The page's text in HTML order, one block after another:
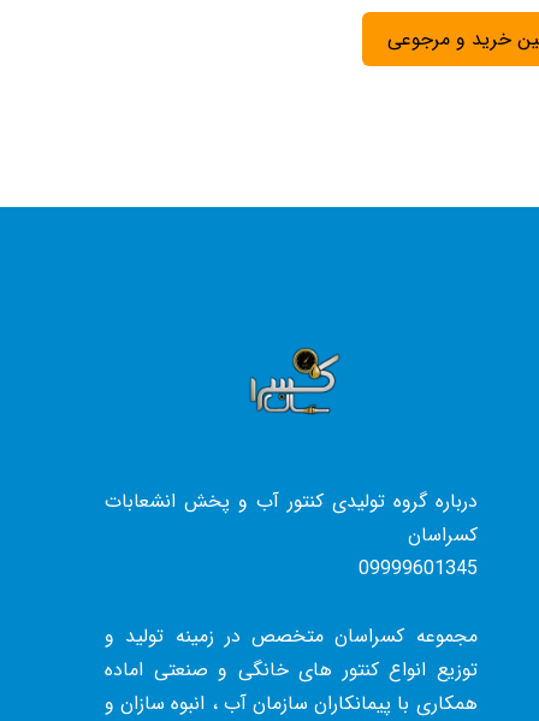
خرید و مرجوعی
درباره گروه تولیدی کنتور آب و پخش انشعابات
کسراسان
09999601345
مجموعه کسراسان متخصص در زمینه تولید و
توزیع انواع کنتور های خانگی و صنعتی اماده
همکاری با پیمانکاران سازمان آب ، انبوه سازان و